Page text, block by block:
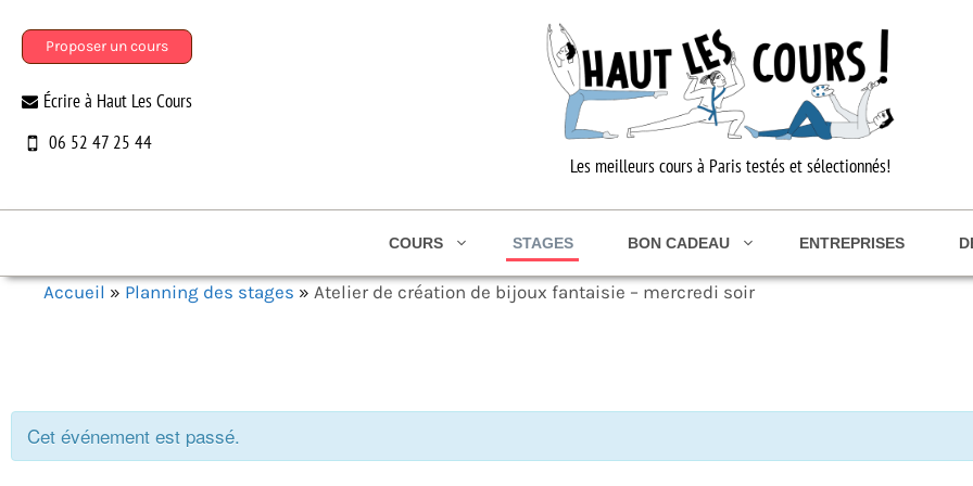
Les meilleurs cours à Paris testés et sélectionnés!
Proposer un cours
Écrire à Haut Les Cours
06 52 47 25 44
COURS STAGES BON CADEAU ENTREPRISES
Accueil » Planning des stages » Atelier de création de bijoux fantaisie – mercredi soir
Cet événement est passé.